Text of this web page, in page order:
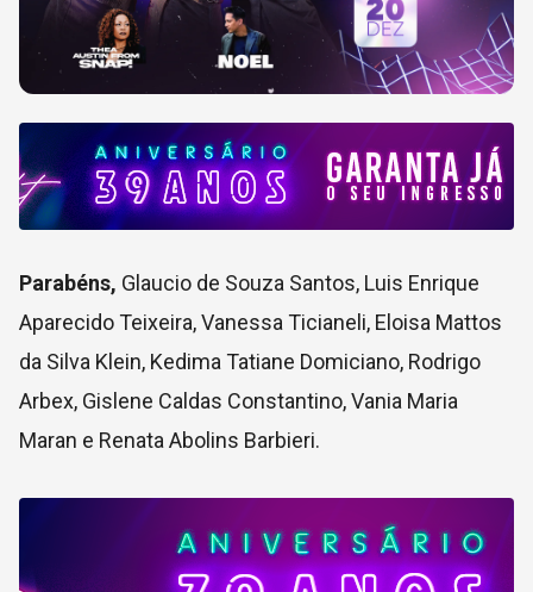
Parabéns, Glaucio de Souza Santos, Luis Enrique
Aparecido Teixeira, Vanessa Ticianeli, Eloisa Mattos
da Silva Klein, Kedima Tatiane Domiciano, Rodrigo
Arbex, Gislene Caldas Constantino, Vania Maria
Maran e Renata Abolins Barbieri.